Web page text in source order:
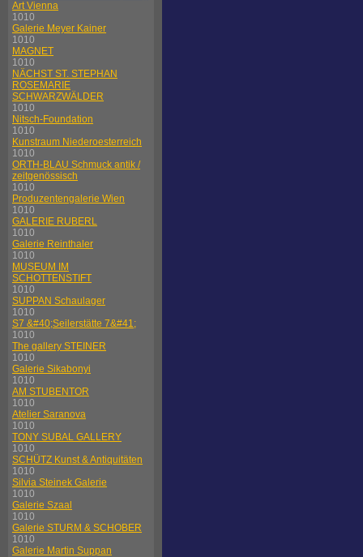
Art Vienna
1010
Galerie Meyer Kainer
1010
MAGNET
1010
NÄCHST ST. STEPHAN
ROSEMARIE
SCHWARZWÄLDER
1010
Nitsch-Foundation
1010
Kunstraum Niederoesterreich
1010
ORTH-BLAU Schmuck antik /
zeitgenössisch
1010
Produzentengalerie Wien
1010
GALERIE RUBERL
1010
Galerie Reinthaler
1010
MUSEUM IM
SCHOTTENSTIFT
1010
SUPPAN Schaulager
1010
S7 &#40;Seilerstätte 7&#41;
1010
The gallery STEINER
1010
Galerie Sikabonyi
1010
AM STUBENTOR
1010
Atelier Saranova
1010
TONY SUBAL GALLERY
1010
SCHÜTZ Kunst & Antiquitäten
1010
Silvia Steinek Galerie
1010
Galerie Szaal
1010
Galerie STURM & SCHOBER
1010
Galerie Martin Suppan